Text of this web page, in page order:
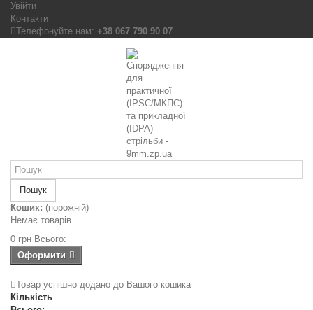
Увійти
Контакти
Телефонуйте нам: +38 067 790 90 07
Пошук
Кошик: (порожній)
Немає товарів
0 грн Всього:
Оформити
Товар успішно додано до Вашого кошика
Кількість